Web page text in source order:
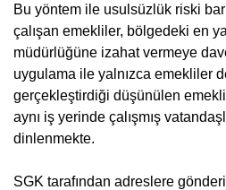
Bu yöntem ile usulsüzlük riski
çalışan emekliler, bölgedeki en
müdürlüğüne izahat vermeye
uygulama ile yalnızca emekliler
gerçekleştirdiği düşünülen
aynı iş yerinde çalışmış
dinlenmekte.
SGK tarafından adreslere